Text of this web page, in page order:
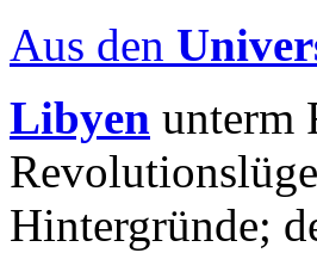
Aus den
Libyen unterm
Hintergründe;